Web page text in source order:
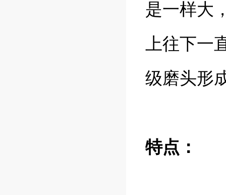
是一样大
上往下
级磨头形
特点：